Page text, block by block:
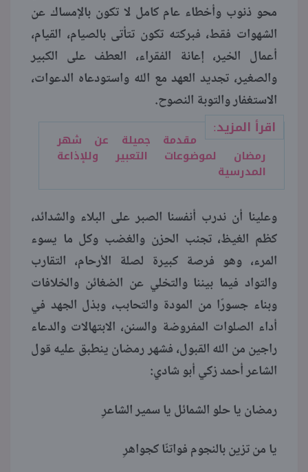
محو ذنوب وأخطاء عام كامل لا تكون بالإمساك عن
الشهوات فقط، فبركته تكون تتأتى بالصيام، القيام،
أعمال الخير، إعانة الفقراء، العطف على الكبير
والصغير، تجديد العهد مع الله واستودعاه الدعوات،
الاستغفار والتوبة النصوح.
اقرأ المزيد:
مقدمة جميلة عن شهر
رمضان لموضوعات التعبير وللإذاعة
المدرسية
وعلينا أن ندرب أنفسنا الصبر على البلاء والشدائد،
كظم الغيظ، تجنب الحزن والغضب وكل ما يسوء
المرء، وهو فرصة كبيرة لصلة الأرحام، التقارب
والتواد فيما بيننا والتخلي عن الضغائن والخلافات
وبناء جسورًا من المودة والتحابب، وبذل الجهد في
أداء الصلوات المفروضة والسنن، الابتهالات والدعاء
راجين من الله القبول، فشهر رمضان ينطبق عليه قول
الشاعر أحمد زكي أبو شادي:
رمضان يا حلو الشمائل يا سمير الشاعرِ
يا من تزين بالنجوم فواتنًا كجواهرِ